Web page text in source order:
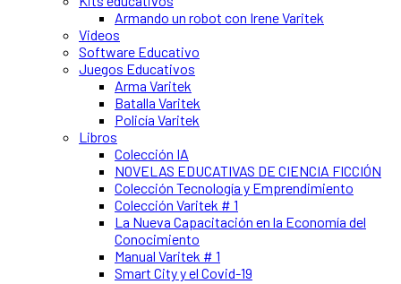
Armando un robot con Irene Varitek
Videos
Software Educativo
Juegos Educativos
Arma Varitek
Batalla Varitek
Policía Varitek
Libros
Colección IA
NOVELAS EDUCATIVAS DE CIENCIA FICCIÓN
Colección Tecnología y Emprendimiento
Colección Varitek # 1
La Nueva Capacitación en la Economía del
Conocimiento
Manual Varitek # 1
Smart City y el Covid-19